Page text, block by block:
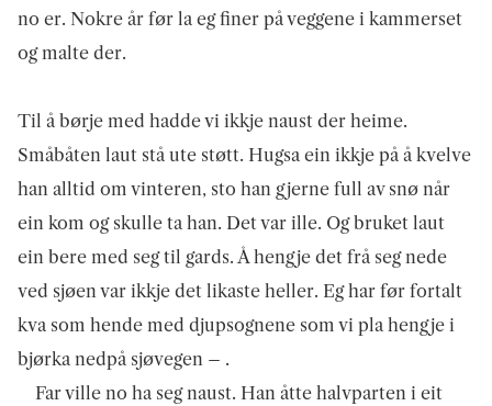
no er. Nokre år før la eg finer på veggene i kammerset
og malte der.
Til å børje med hadde vi ikkje naust der heime.
Småbåten laut stå ute støtt. Hugsa ein ikkje på å kvelve
han alltid om vinteren, sto han gjerne full av snø når
ein kom og skulle ta han. Det var ille. Og bruket laut
ein bere med seg til gards. Å hengje det frå seg nede
ved sjøen var ikkje det likaste heller. Eg har før fortalt
kva som hende med djupsognene som vi pla hengje i
bjørka nedpå sjøvegen – .
Far ville no ha seg naust. Han åtte halvparten i eit